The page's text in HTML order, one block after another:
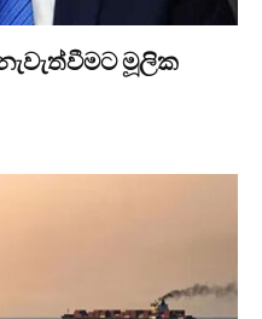
මූලික